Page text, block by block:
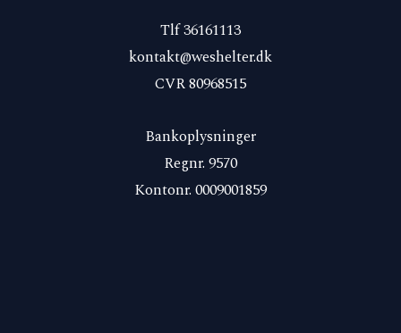
Tlf 36161113
kontakt@weshelter.dk
CVR 80968515
Bankoplysninger
Regnr. 9570
Kontonr. 0009001859